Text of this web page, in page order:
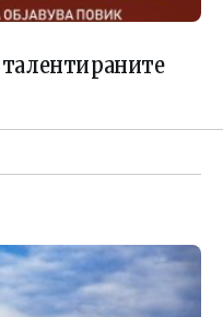
талентираните